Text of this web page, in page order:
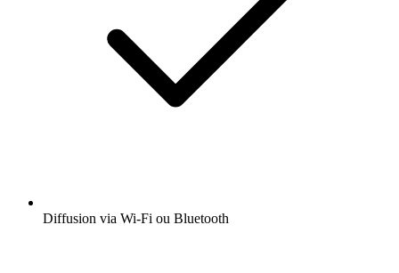
Diffusion via Wi-Fi ou Bluetooth